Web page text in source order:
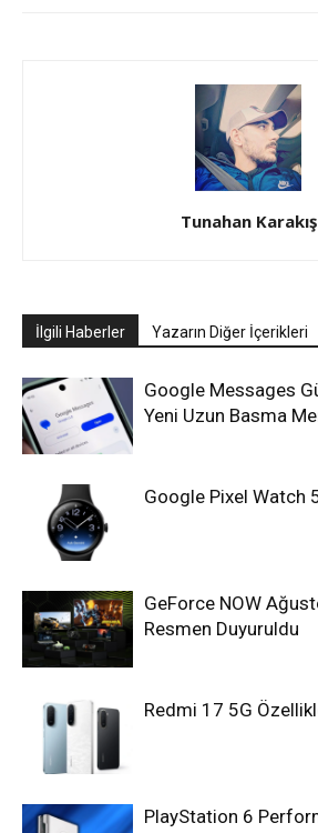
Tunahan Karakış
İlgili Haberler Yazarın Diğer İçerikleri
Google Messages
Yeni Uzun Basma
Google Pixel Watch 5
GeForce NOW
Resmen Duyuruldu
Redmi 17 5G
PlayStation 6